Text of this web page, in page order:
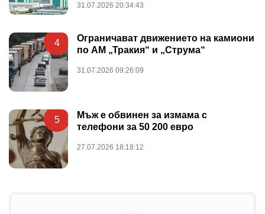
31.07.2026 20:34:43
4
Ограничават движението на камиони
по АМ „Тракия“ и „Струма“
31.07.2026 09:26:09
5
Мъж е обвинен за измама с
телефони за 50 200 евро
27.07.2026 18:18:12